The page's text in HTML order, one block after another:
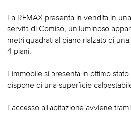
La REMAX presenta in vendita in
servita di Comiso, un luminoso
metri quadrati al piano rialzato di
4 piani.
L'immobile si presenta in ottimo
dispone di una superficie
L'accesso all'abitazione avviene